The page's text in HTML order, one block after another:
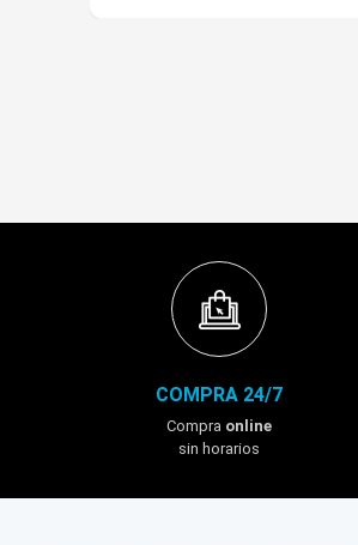
COMPRA 24/7
Compra online
sin horarios